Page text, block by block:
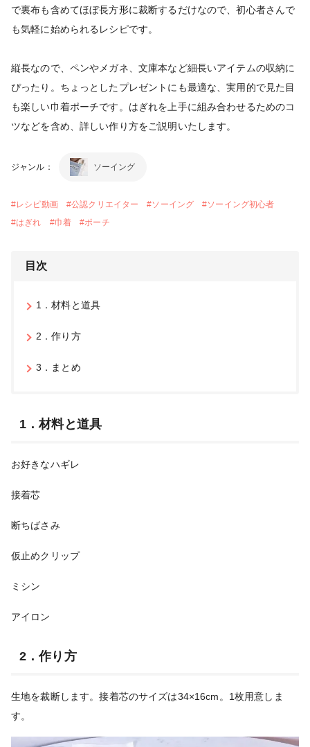
で裏布も含めてほぼ長方形に裁断するだけなので、初心者さんで
も気軽に始められるレシピです。
縦長なので、ペンやメガネ、文庫本など細長いアイテムの収納に
ぴったり。ちょっとしたプレゼントにも最適な、実用的で見た目
も楽しい巾着ポーチです。はぎれを上手に組み合わせるためのコ
ツなどを含め、詳しい作り方をご説明いたします。
ジャンル： ソーイング
#レシピ動画 #公認クリエイター #ソーイング #ソーイング初心者
#はぎれ #巾着 #ポーチ
目次
1．材料と道具
2．作り方
3．まとめ
1．材料と道具
お好きなハギレ
接着芯
断ちばさみ
仮止めクリップ
ミシン
アイロン
2．作り方
生地を裁断します。接着芯のサイズは34×16cm。1枚用意しま
す。